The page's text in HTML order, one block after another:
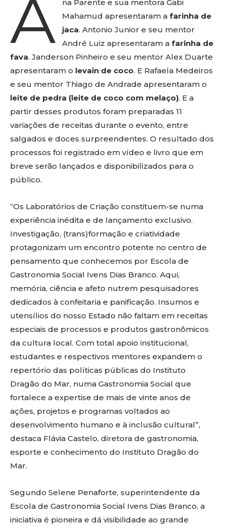
A
na Parente e sua mentora Gabi
Mahamud apresentaram afarinha de
jaca. Antonio Junior e seu mentor
André Luiz apresentaram a farinha de
fava. Janderson Pinheiro e seu mentor Alex Duarte
apresentaram o levain de coco. E Rafaela Medeiros
e seu mentor Thiago de Andrade apresentaram o
leite de pedra (leite de coco com melaço). E a
partir desses produtos foram preparadas 11
variações de receitas durante o evento, entre
salgados e doces surpreendentes. O resultado dos
processos foi registrado em vídeo e livro que em
breve serão lançados e disponibilizados para o
público.
“Os Laboratórios de Criação constituem-se numa
experiência inédita e de lançamento exclusivo.
Investigação, (trans)formação e criatividade
protagonizam um encontro potente no centro de
pensamento que conhecemos por Escola de
Gastronomia Social Ivens Dias Branco. Aqui,
memória, ciência e afeto nutrem pesquisadores
dedicados à confeitaria e panificação. Insumos e
utensílios do nosso Estado não faltam em receitas
especiais de processos e produtos gastronômicos
da cultura local. Com total apoio institucional,
estudantes e respectivos mentores expandem o
repertório das políticas públicas do Instituto
Dragão do Mar, numa Gastronomia Social que
fortalece a expertise de mais de vinte anos de
ações, projetos e programas voltados ao
desenvolvimento humano e à inclusão cultural”,
destaca Flávia Castelo, diretora de gastronomia,
esporte e conhecimento do Instituto Dragão do
Mar.
Segundo Selene Penaforte, superintendente da
Escola de Gastronomia Social Ivens Dias Branco, a
iniciativa é pioneira e dá visibilidade ao grande